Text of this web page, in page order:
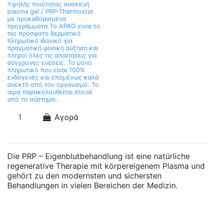
Υψηλής ποιότητας συσκευή
plasma gel / PRP-Thermostat
με προκαθορισμένα
προγράμματα.Το APAG είναι το
πιο πρόσφατο δερματικό
πληρωτικό ιδανικό για
πραγματική φυσική αύξηση και
πληροί όλες τις απαιτήσεις για
σύγχρονες ενέσεις. Το μόνο
πληρωτικό που είναι 100%
ενδογενές και επομένως καλά
ανεκτό από τον οργανισμό. Το
αίμα παρακολουθείται στενά
από το σύστημα...
Αγορά
Die PRP – Eigenblutbehandlung ist eine natürliche
regenerative Therapie mit körpereigenem Plasma und
gehört zu den modernsten und sichersten
Behandlungen in vielen Bereichen der Medizin.